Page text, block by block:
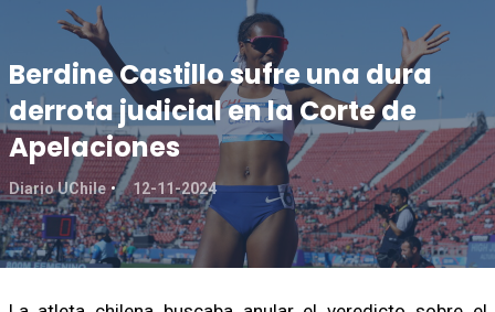
Berdine Castillo sufre una dura
derrota judicial en la Corte de
Apelaciones
Diario UChile 12-11-2024